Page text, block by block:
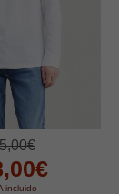
incluido